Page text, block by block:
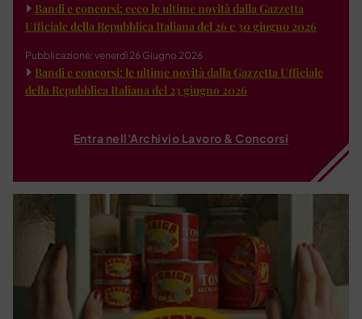
Bandi e concorsi: ecco le ultime novità dalla Gazzetta
Ufficiale della Repubblica Italiana del 26 e 30 giugno 2026
Pubblicazione: venerdì 26 Giugno 2026
Bandi e concorsi: le ultime novità dalla Gazzetta Ufficiale
della Repubblica Italiana del 23 giugno 2026
Entra nell'Archivio Lavoro & Concorsi